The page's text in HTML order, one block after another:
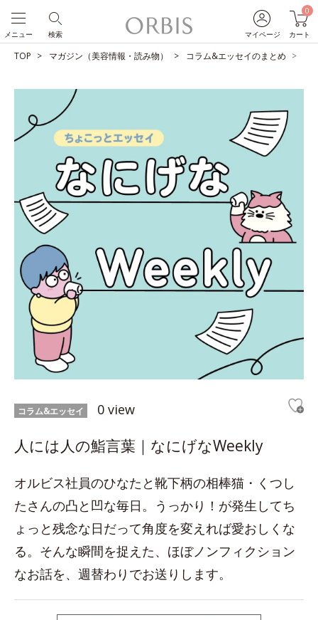
マイページ
0
カート
検索
メニュー
TOP マガジン（美容情報・読み物） コラム&エッセイのまとめ
コラム&エッセイ 0 view
人には人の鮨言葉｜なにげなWeekly
オルビス社員のひなたと靴下柄の相棒猫・くつし
たさんの凸と凹な毎日。うっかり！が発生してち
ょっと残念な日だって角度を変えれば愛おしくな
る。そんな瞬間を捉えた、ほぼノンフィクション
なお話を、週替わりでお送りします。